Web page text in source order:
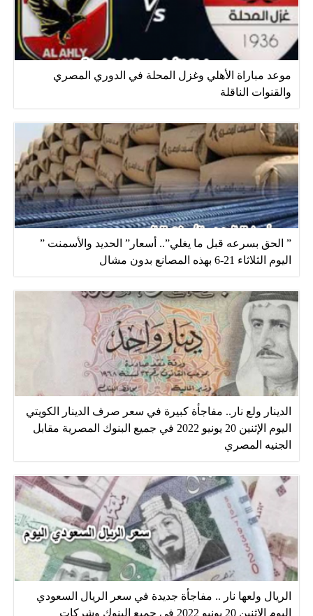
موعد مباراة الأهلي وغزل المحلة في الدوري المصري
والقنوات الناقلة
” الحق بسرعه قبل ما يغلي”.. أسعار” الحديد والأسمنت ”
اليوم الثلاثاء 21-6 بهذه المصانع بدون مشال
الدينار ولع نار.. مفاجأة كبيرة في سعر صرف الدينار الكويتي
اليوم الإثنين 20 يونيو 2022 في جميع البنوك المصرية مقابل
الجنيه المصري
الريال ولعها نار .. مفاجأة جديدة في سعر الريال السعودي
اليوم الإثنين 20 يونيو 2022 في جميع البنوك وشركات